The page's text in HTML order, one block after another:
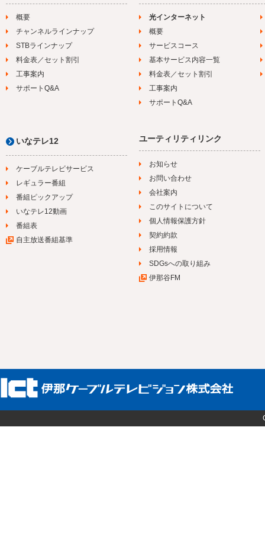
概要
チャンネルラインナップ
STBラインナップ
料金表／セット割引
工事案内
サポートQ&A
光インターネット
概要
サービスコース
基本サービス内容一覧
料金表／セット割引
工事案内
サポートQ&A
いなテレ12
ケーブルテレビサービス
レギュラー番組
番組ピックアップ
いなテレ12動画
番組表
自主放送番組基準
ユーティリティリンク
お知らせ
お問い合わせ
会社案内
このサイトについて
個人情報保護方針
契約約款
採用情報
SDGsへの取り組み
伊那谷FM